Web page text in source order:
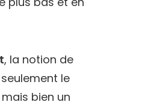
, la notion de
le
mais bien un